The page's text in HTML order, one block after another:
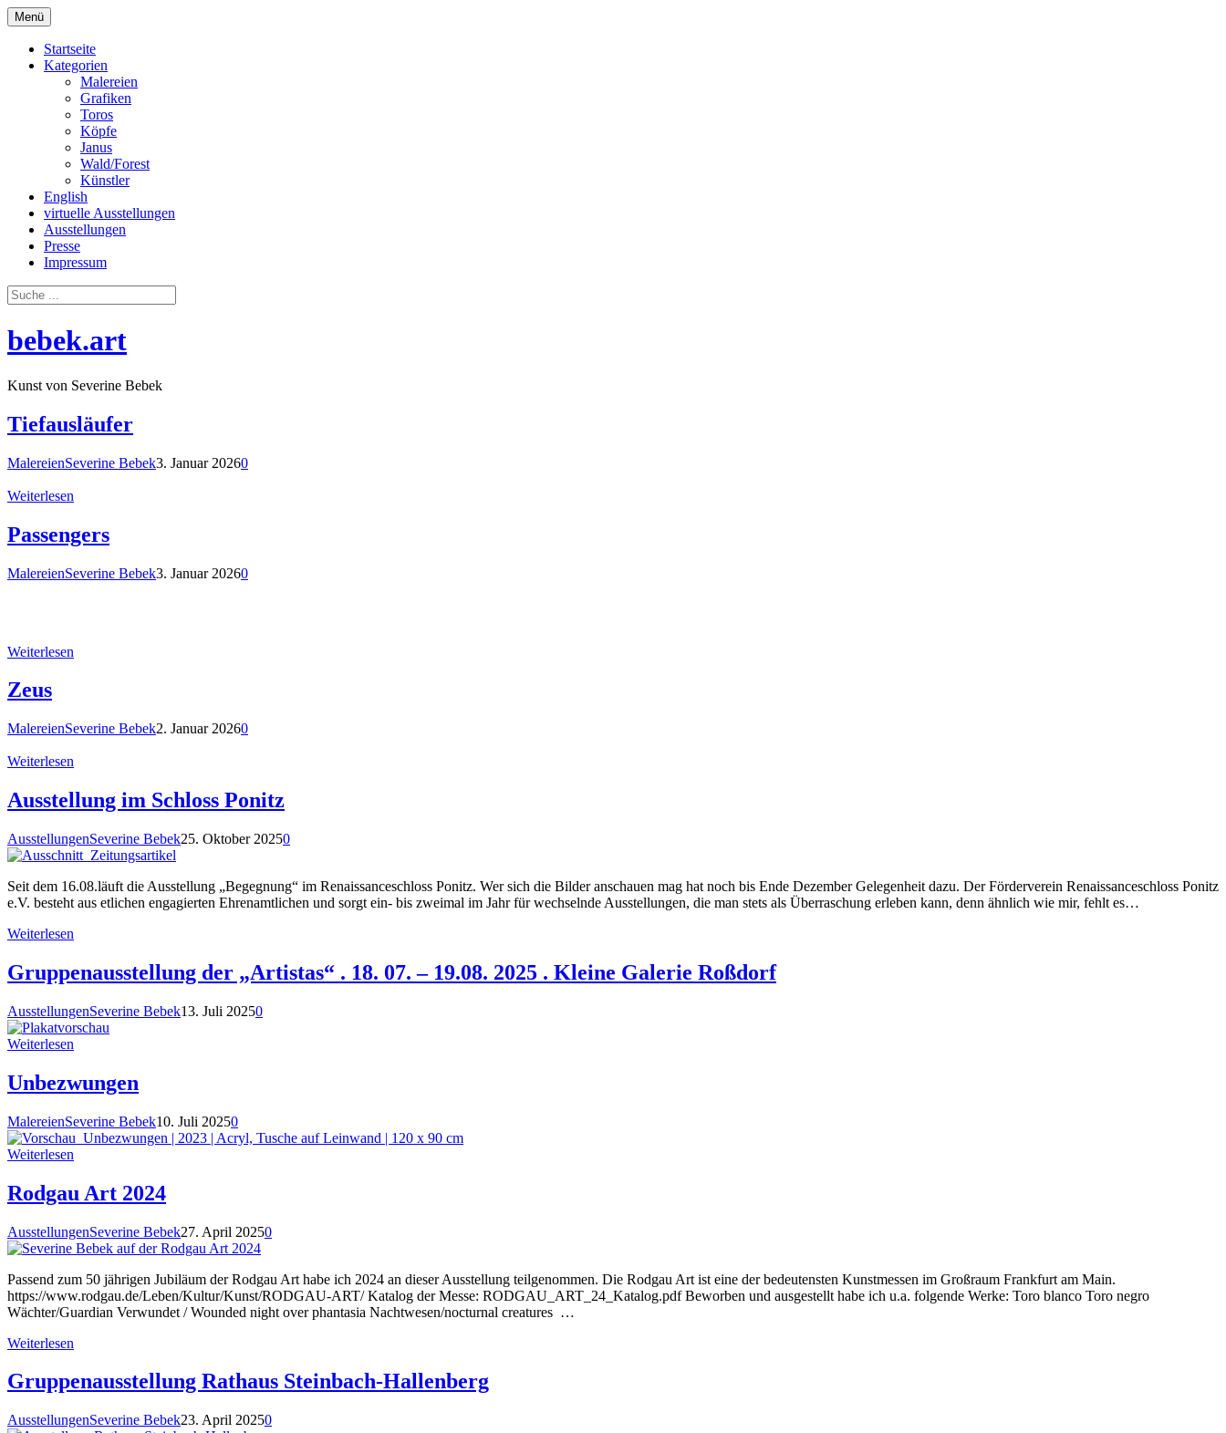
Zum
Inhalt
springen
Menü
Startseite
Kategorien
Malereien
Grafiken
Toros
Köpfe
Janus
Wald/Forest
Künstler
English
virtuelle Ausstellungen
Ausstellungen
Presse
Impressum
bebek.art
Kunst von Severine Bebek
Tiefausläufer
MalereienSeverine Bebek3. Januar 20260
Weiterlesen
Passengers
MalereienSeverine Bebek3. Januar 20260
Weiterlesen
Zeus
MalereienSeverine Bebek2. Januar 20260
Weiterlesen
Ausstellung im Schloss Ponitz
AusstellungenSeverine Bebek25. Oktober 20250
Seit dem 16.08.läuft die Ausstellung „Begegnung“ im Renaissanceschloss Ponitz. Wer sich die Bilder anschauen mag hat noch bis Ende Dezember Gelegenheit dazu. Der Förderverein Renaissanceschloss Ponitz
e.V. besteht aus etlichen engagierten Ehrenamtlichen und sorgt ein- bis zweimal im Jahr für wechselnde Ausstellungen, die man stets als Überraschung erleben kann, denn ähnlich wie mir, fehlt es…
Weiterlesen
Gruppenausstellung der „Artistas“ . 18. 07. – 19.08. 2025 . Kleine Galerie Roßdorf
AusstellungenSeverine Bebek13. Juli 20250
Weiterlesen
Unbezwungen
MalereienSeverine Bebek10. Juli 20250
Weiterlesen
Rodgau Art 2024
AusstellungenSeverine Bebek27. April 20250
Passend zum 50 jährigen Jubiläum der Rodgau Art habe ich 2024 an dieser Ausstellung teilgenommen. Die Rodgau Art ist eine der bedeutensten Kunstmessen im Großraum Frankfurt am Main.
https://www.rodgau.de/Leben/Kultur/Kunst/RODGAU-ART/ Katalog der Messe: RODGAU_ART_24_Katalog.pdf Beworben und ausgestellt habe ich u.a. folgende Werke: Toro blanco Toro negro
Wächter/Guardian Verwundet / Wounded night over phantasia Nachtwesen/nocturnal creatures …
Weiterlesen
Gruppenausstellung Rathaus Steinbach-Hallenberg
AusstellungenSeverine Bebek23. April 20250